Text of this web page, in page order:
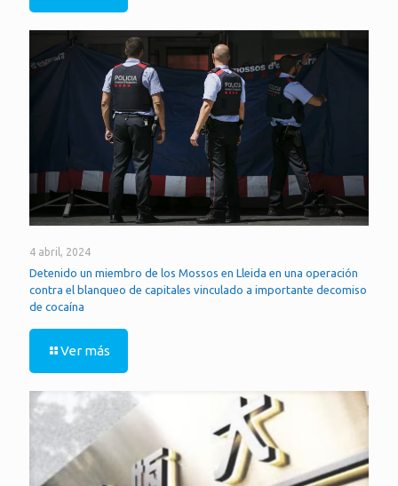
4 abril, 2024
Detenido un miembro de los Mossos en Lleida en una operación
contra el blanqueo de capitales vinculado a importante decomiso
de cocaína
Ver más